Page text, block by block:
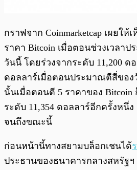
กราฟจาก Coinmarketcap เผยให้
ราคา Bitcoin เมื่อตอนช่วงเวลา
วันนี้ โดยร่วงจากระดับ 11,200 ด
ดอลลาร์เมื่อตอนประมาณตีสี่ขอ
นั้นเมื่อตอนตี 5 ราคาของ
ระดับ 11,354 ดอลลาร์อีกครั้งหนึ่ง
จนถึงขณะนี้
ก่อนหน้านี้ทางสยามบล็อกเชนได้
ประธานของธนาคารกลางสหรัฐฯ